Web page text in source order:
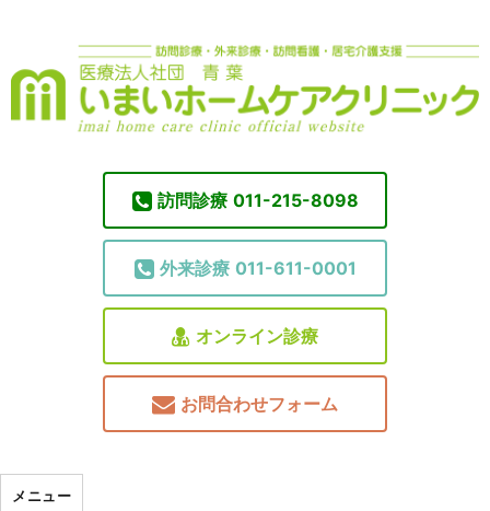
訪問診療 011-215-8098
外来診療 011-611-0001
オンライン診療
お問合わせフォーム
メニュー